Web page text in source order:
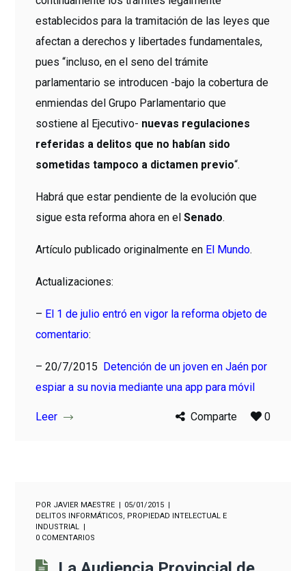
establecidos para la tramitación de las leyes que
afectan a derechos y libertades fundamentales,
pues “incluso, en el seno del trámite
parlamentario se introducen -bajo la cobertura de
enmiendas del Grupo Parlamentario que
sostiene al Ejecutivo- nuevas regulaciones
referidas a delitos que no habían sido
sometidas tampoco a dictamen previo“.
Habrá que estar pendiente de la evolución que
sigue esta reforma ahora en elSenado.
Artículo publicado originalmente en El Mundo.
Actualizaciones:
– El 1 de julio entró en vigor la reforma objeto de
comentario:
– 20/7/2015 Detención de un joven en Jaén por
espiar a su novia mediante una app para móvil
Leer Comparte 0
POR JAVIER MAESTRE
05/01/2015
DELITOS INFORMÁTICOS, PROPIEDAD INTELECTUAL E
INDUSTRIAL
0 COMENTARIOS